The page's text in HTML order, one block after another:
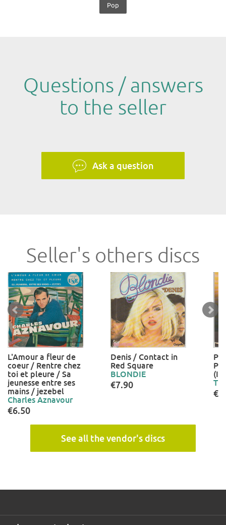
Pop
Questions / answers
to the seller
Ask a question
Seller's others discs
L'Amour a fleur de
coeur / Rentre chez
toi et pleure / Sa
jeunesse entre ses
mains / jezebel
Charles Aznavour
€6.50
Denis / Contact in
Red Square
BLONDIE
€7.90
See all the vendor's discs